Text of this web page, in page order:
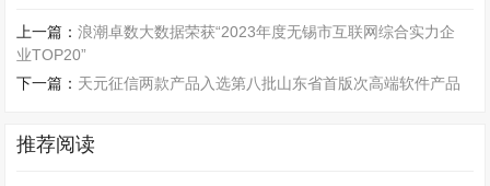
上一篇：浪潮卓数大数据荣获“2023年度无锡市互联网综合实力企
业TOP20”
下一篇： 天元征信两款产品入选第八批山东省首版次高端软件产品
推荐阅读